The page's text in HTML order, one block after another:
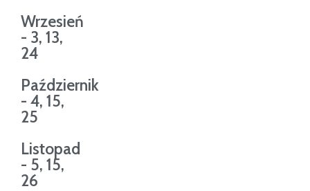
Wrzesień
- 3, 13,
24
Październik
- 4, 15,
25
Listopad
- 5, 15,
26